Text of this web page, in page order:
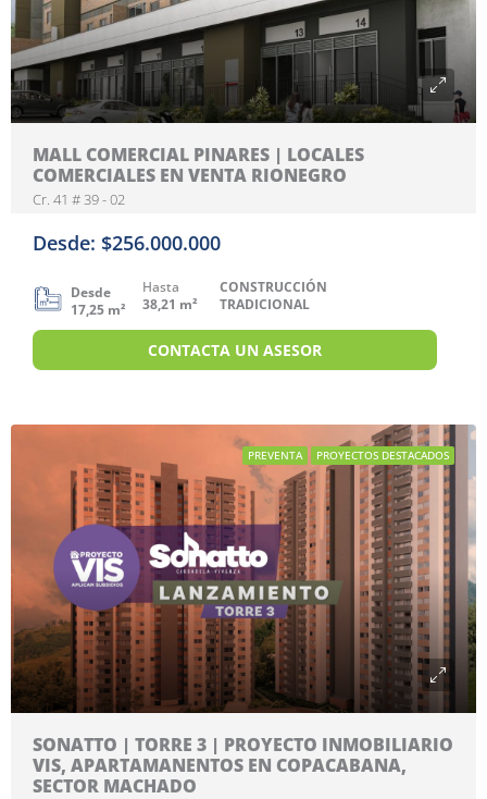
MALL COMERCIAL PINARES | LOCALES
COMERCIALES EN VENTA RIONEGRO
Cr. 41 # 39 - 02
Desde: $256.000.000
Desde
17,25 m²
Hasta
38,21 m²
CONSTRUCCIÓN
TRADICIONAL
CONTACTA UN ASESOR
PREVENTA PROYECTOS DESTACADOS
SONATTO | TORRE 3 | PROYECTO INMOBILIARIO
VIS, APARTAMANENTOS EN COPACABANA,
SECTOR MACHADO